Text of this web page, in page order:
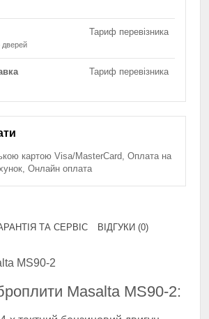
дверей
Тариф перевізника
Тариф перевізника
картою Visa/MasterCard, Оплата на
Онлайн оплата
ТА СЕРВІС ВІДГУКИ (0)
MS90-2
Masalta MS90-2: